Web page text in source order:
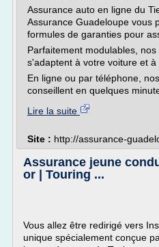
Assurance auto en ligne du
Assurance Guadeloupe vous
formules de garanties pour
Parfaitement modulables,
s'adaptent à votre voiture et à
En ligne ou par téléphone,
conseillent en quelques
Lire la suite
Site : http://assurance-
Assurance jeune
or | Touring ...
Vous allez être redirigé vers
unique spécialement conçue